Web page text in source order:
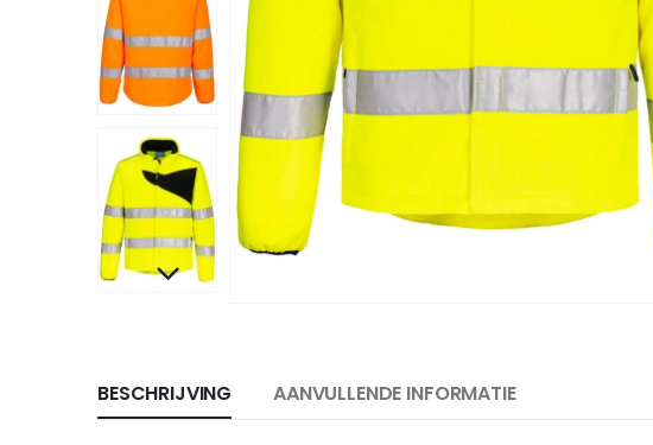
BESCHRIJVING AANVULLENDE INFORMATIE